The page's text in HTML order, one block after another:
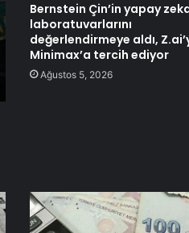
Bernstein Çin’in yapay
laboratuvarlarını
değerlendirmeye aldı,
Minimax’a tercih ediyor
Ağustos 5, 2026